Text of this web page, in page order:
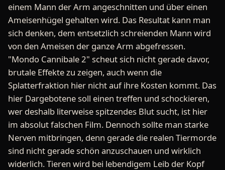
einem Mann der Arm angeschnitten und über einen
Ameisenhügel gehalten wird. Das Resultat kann man
sich denken, dem entsetzlich schreienden Mann wird
von den Ameisen der ganze Arm abgefressen.
"Mondo Cannibale 2" scheut sich nicht gerade davor,
brutale Effekte zu zeigen, auch wenn die
Splatterfraktion hier nicht auf ihre Kosten kommt. Das
hier Dargebotene soll einen treffen und schockieren,
wer deshalb literweise spitzendes Blut sucht, ist hier
im absolut falschen Film. Dennoch sollte man starke
Nerven mitbringen, denn gerade die realen Tiermorde
sind nicht gerade schön anzuschauen und wirklich
widerlich. Tieren wird bei lebendigem Leib der Kopf